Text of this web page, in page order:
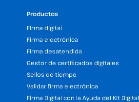
Productos
Firma digital
Firma electrónica
Firma desatendida
Gestor de certificados digitales
Sellos de tiempo
Validar firma electrónica
Firma Digital con la Ayuda del Kit Digital